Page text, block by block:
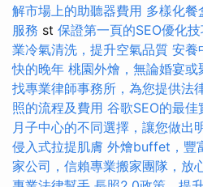
解市場上的助聽器費用 多樣化餐
服務 st 保證第一頁的SEO優化技
業冷氣清洗，提升空氣品質 安養
快的晚年 桃園外燴，無論婚宴
找專業律師事務所，為您提供法
照的流程及費用 谷歌SEO的最佳
月子中心的不同選擇，讓您做出
侵入式拉提肌膚 外燴buffet，豐
家公司，信賴專業搬家團隊，放